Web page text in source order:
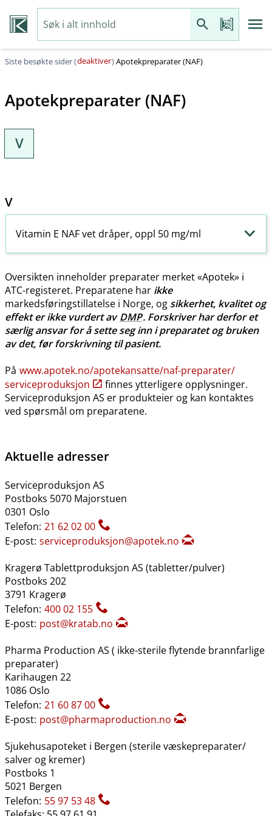
Siste besøkte sider (deaktiver)Apotekpreparater (NAF)
Apotekpreparater (NAF)
V
V
Vitamin E NAF vet dråper, oppl 50 mg/ml
Oversikten inneholder preparater merket «Apotek» i
ATC-registeret. Preparatene har ikke
markedsføringstillatelse i Norge, og sikkerhet, kvalitet og
effekt er ikke vurdert avDMP. Forskriver har derfor et
særlig ansvar for å sette seg inn i preparatet og bruken
av det, før forskrivning til pasient.
På www.apotek.no​/​apotekansatte​/​naf-preparater​/​
serviceproduksjon
finnes ytterligere opplysninger.
Serviceproduksjon AS er produkteier og kan kontaktes
ved spørsmål om preparatene.
Aktuelle adresser
Serviceproduksjon AS
Postboks 5070 Majorstuen
0301 Oslo
Telefon: 21 62 02 00
E-post: serviceproduksjon@apotek.no
Kragerø Tablettproduksjon AS (tabletter​/​pulver)
Postboks 202
3791 Kragerø
Telefon: 400 02 155
E-post: post@kratab.no
Pharma Production AS ( ikke-sterile flytende brannfarlige
preparater)
Karihaugen 22
1086 Oslo
Telefon: 21 60 87 00
E-post: post@pharmaproduction.no
Sjukehusapoteket i Bergen (sterile væskepreparater​/​
salver og kremer)
Postboks 1
5021 Bergen
Telefon: 55 97 53 48